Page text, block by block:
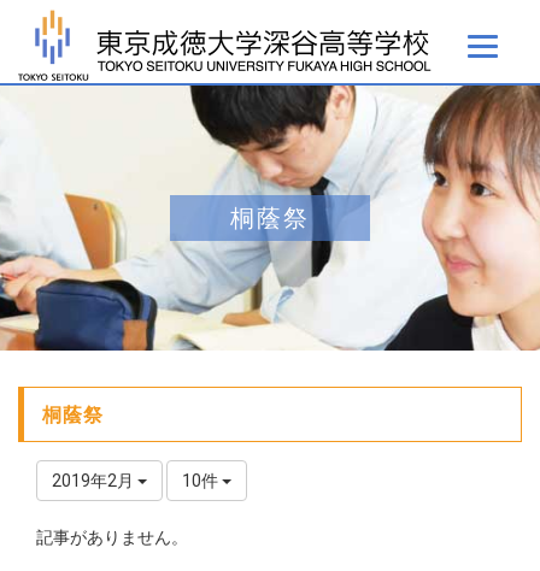
桐蔭祭
桐蔭祭
2019年2月 10件
記事がありません。